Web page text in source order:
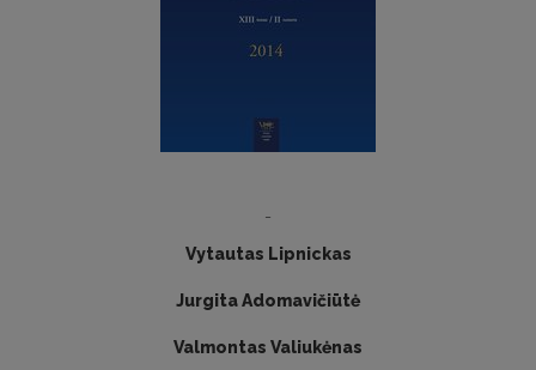
-
Vytautas Lipnickas
Jurgita Adomavičiūtė
Valmontas Valiukėnas